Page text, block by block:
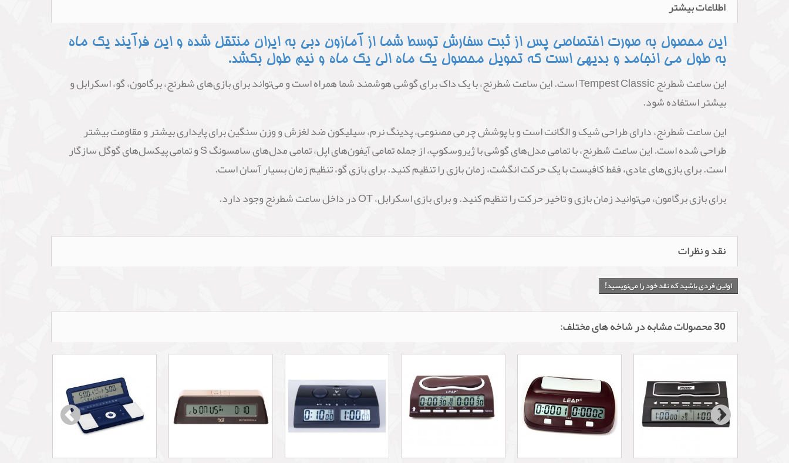
اطلاعات بیشتر
این محصول به صورت اختصاصی پس از ثبت سفارش توسط شما از آمازون دبی به ایران منتقل شده و این فرآیند یک ماه
به طول می انجامد و بدیهی است که تحویل محصول یک ماه الی یک ماه و نیم طول بکشد.
این ساعت شطرنج Tempest Classic است. این ساعت شطرنج، با یک داک برای گوشی هوشمند شما همراه است و می‌تواند برای بازی‌های شطرنج، برگامون، گو، اسکرابل و
بیشتر استفاده شود.
این ساعت شطرنج، دارای طراحی شیک و الگانت است و با پوشش چرمی مصنوعی، پدینگ نرم، سیلیکون ضد لغزش و وزن سنگین برای پایداری بیشتر و مقاومت بیشتر
طراحی شده است. این ساعت شطرنج، با تمامی مدل‌های گوشی با ژیروسکوپ، از جمله تمامی آیفون‌های اپل، تمامی مدل‌های سامسونگ S و تمامی پیکسل‌های گوگل سازگار
است. برای بازی‌های عادی، فقط کافیست با یک حرکت انگشت، زمان بازی را تنظیم کنید. برای بازی گو، تنظیم زمان بسیار آسان است.
برای بازی برگامون، می‌توانید زمان بازی و تاخیر حرکت را تنظیم کنید. و برای بازی اسکرابل، OT در داخل ساعت شطرنج وجود دارد.
نقد و نظرات
اولین فردی باشید که نقد خود را می‌نویسید!
30 محصولات مشابه در شاخه های مختلف: